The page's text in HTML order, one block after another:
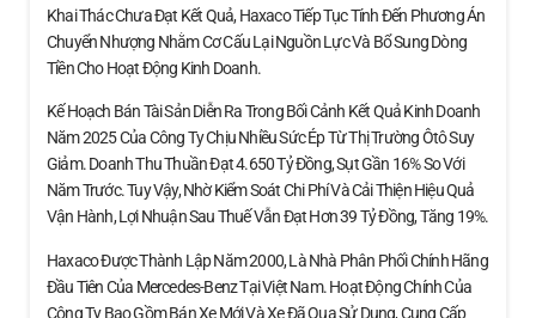
Khai Thác Chưa Đạt Kết Quả, Haxaco Tiếp Tục Tính Đến Phương Án
Chuyển Nhượng Nhằm Cơ Cấu Lại Nguồn Lực Và Bổ Sung Dòng
Tiền Cho Hoạt Động Kinh Doanh.
Kế Hoạch Bán Tài Sản Diễn Ra Trong Bối Cảnh Kết Quả Kinh Doanh
Năm 2025 Của Công Ty Chịu Nhiều Sức Ép Từ Thị Trường Ôtô Suy
Giảm. Doanh Thu Thuần Đạt 4.650 Tỷ Đồng, Sụt Gần 16% So Với
Năm Trước. Tuy Vậy, Nhờ Kiểm Soát Chi Phí Và Cải Thiện Hiệu Quả
Vận Hành, Lợi Nhuận Sau Thuế Vẫn Đạt Hơn 39 Tỷ Đồng, Tăng 19%.
Haxaco Được Thành Lập Năm 2000, Là Nhà Phân Phối Chính Hãng
Đầu Tiên Của Mercedes-Benz Tại Việt Nam. Hoạt Động Chính Của
Công Ty Bao Gồm Bán Xe Mới Và Xe Đã Qua Sử Dụng, Cung Cấp